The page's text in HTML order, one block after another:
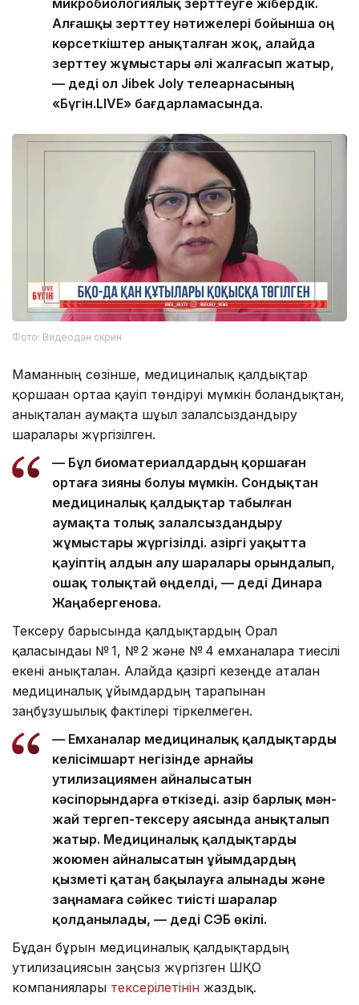
Алғашқы зерттеу нәтижелері бойынша оң
көрсеткіштер анықталған жоқ, алайда
зерттеу жұмыстары әлі жалғасып жатыр,
— деді ол Jibek Joly телеарнасының
«Бүгін.LIVE» бағдарламасында.
Фото: Видеодан скрин
Маманның сөзінше, медициналық қалдықтар
қоршаған ортаға қауіп төндіруі мүмкін болғандықтан,
анықталған аумақта шұғыл залалсыздандыру
шаралары жүргізілген.
— Бұл биоматериалдардың қоршаған
ортаға зияны болуы мүмкін. Сондықтан
медициналық қалдықтар табылған
аумақта толық залалсыздандыру
жұмыстары жүргізілді. Қазіргі уақытта
қауіптің алдын алу шаралары орындалып,
ошақ толықтай өңделді, — деді Динара
Жаңабергенова.
Тексеру барысында қалдықтардың Орал
қаласындағы № 1, № 2 және № 4 емханаларға тиесілі
екені анықталған. Алайда қазіргі кезеңде аталған
медициналық ұйымдардың тарапынан
заңбұзушылық фактілері тіркелмеген.
— Емханалар медициналық қалдықтарды
келісімшарт негізінде арнайы
утилизациямен айналысатын
кәсіпорындарға өткізеді. Қазір барлық мән-
жай тергеп-тексеру аясында анықталып
жатыр. Медициналық қалдықтарды
жоюмен айналысатын ұйымдардың
қызметі қатаң бақылауға алынады және
заңнамаға сәйкес тиісті шаралар
қолданылады, — деді СЭБ өкілі.
Бұдан бұрын медициналық қалдықтардың
утилизациясын заңсыз жүргізген ШҚО
компаниялары тексерілетінін жаздық.